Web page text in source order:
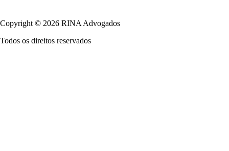
Copyright © 2026 RINA Advogados
Todos os direitos reservados